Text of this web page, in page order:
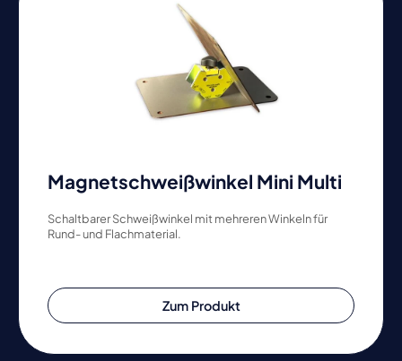
Magnetschweißwinkel Mini Multi
Schaltbarer Schweißwinkel mit mehreren Winkeln für
Rund- und Flachmaterial.
Zum Produkt